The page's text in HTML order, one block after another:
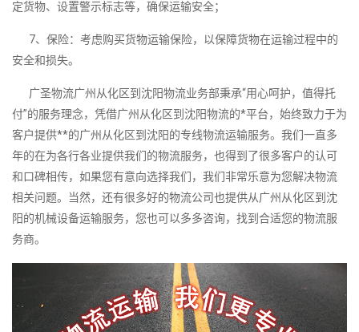
定货物、设置警示标志等，确保运输安全；
7、保险：考虑购买货物运输保险，以保障货物在运输过程中的
安全和损失。
广圣物流广州从化区到沈阳物流业务部秉承“用心呵护，值得托
付”的服务理念，凭借广州从化区到沈阳物流的*平台，始终致力于为
客户提供**的广州从化区到沈阳的专线物流运输服务。我们一直多
年的在为各行各业提供我们的物流服务，也得到了很多客户的认可
和口碑相传，如果您有意向选择我们，我们非常乐意为您解决物流
相关问题。当然，还有很多好的物流公司也提供从广州从化区到沈
阳的机械设备运输服务，您也可以多多咨询，找到合适您的物流服
务商。